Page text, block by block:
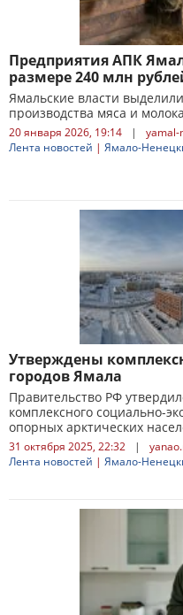
Предприятия АПК
размере 240 млн
Ямальские власти
производства мяса и молока
20 января 2026, 19:14 |
yamal-
Лента новостей | Ямало-
Утверждены
городов Ямала
Правительство РФ
комплексного социально-
опорных арктических
31 октября 2025, 22:32 |
Лента новостей | Ямало-